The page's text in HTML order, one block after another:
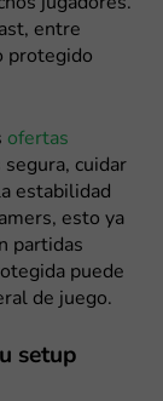
entre
protegido
ofertas
cuidar
estabilidad
esto ya
partidas
puede
de juego.
setup